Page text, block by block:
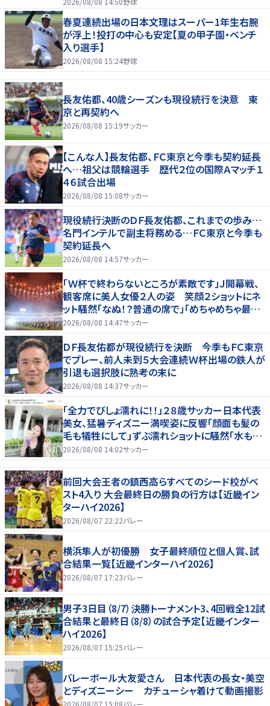
春夏連続出場の日本文理はスーパー1年生右腕
が浮上！投打の中心も安定【夏の甲子園・ベンチ
入り選手】
2026/08/08 15:24野球
長友佑都、40歳シーズンも現役続行を決意 東
京と再契約へ
2026/08/08 15:19サッカー
【こんな人】長友佑都、ＦＣ東京と今季も契約延長
へ…祖父は競輪選手 歴代２位の国際Ａマッチ１
４６試合出場
2026/08/08 15:08サッカー
現役続行決断のＤＦ長友佑都、これまでの歩み…
名門インテルで副主将務める…ＦＣ東京と今季も
契約延長へ
2026/08/08 14:57サッカー
「Ｗ杯で終わらないところが素敵です」Ｊ開幕戦、
観客席に美人女優２人の姿 笑顔２ショットにネ
ット騒然「なぬ！？普通の席で」「めちゃめちゃ最上
級に可愛すぎ」
2026/08/08 14:47サッカー
ＤＦ長友佑都が現役続行を決断 今季もＦＣ東京
でプレー、前人未到５大会連続Ｗ杯出場の鉄人が
引退も選択肢に熟考の末に
2026/08/08 14:37サッカー
「全力でびしょ濡れに！！」２８歳サッカー日本代表
美女、猛暑ディズニー満喫姿に反響「顔面も髪の
毛も犠牲にして」ずぶ濡れショットに騒然「水も滴
る」「女優さんかと」
2026/08/08 14:02サッカー
前回大会王者の鎮西高らすべてのシード校がベ
スト4入り 大会最終日の勝負の行方は【近畿イン
ターハイ2026】
2026/08/07 22:22バレー
横浜隼人が初優勝 女子最終順位と個人賞、試
合結果一覧【近畿インターハイ2026】
2026/08/07 17:23バレー
男子3日目（8/7）決勝トーナメント3、4回戦全12試
合結果と最終日（8/8）の試合予定【近畿インター
ハイ2026】
2026/08/07 15:25バレー
バレーボール大友愛さん 日本代表の長女・美空
とディズニーシー カチューシャ着けて動画撮影
2026/08/07 15:08バレー